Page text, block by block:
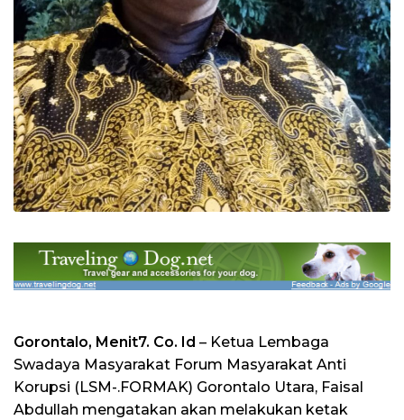
Gorontalo, Menit7. Co. Id – Ketua Lembaga
Swadaya Masyarakat Forum Masyarakat Anti
Korupsi (LSM-.FORMAK) Gorontalo Utara, Faisal
Abdullah mengatakan akan melakukan ketak